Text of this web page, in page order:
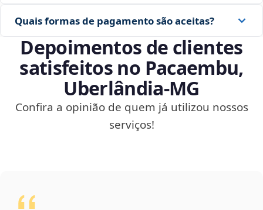
Quais formas de pagamento são aceitas?
Depoimentos de clientes
satisfeitos no Pacaembu,
Uberlândia‑MG
Confira a opinião de quem já utilizou nossos
serviços!